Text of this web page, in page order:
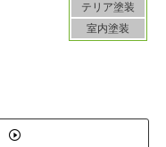
テリア塗装
室内塗装